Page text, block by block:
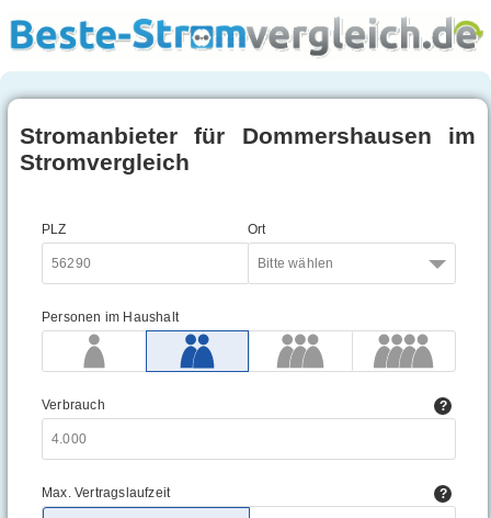
Stromanbieter für Dommershausen im
Stromvergleich